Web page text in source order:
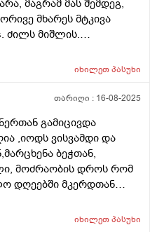
დავიწროვებული.
და მორჩებში
ცვლილებები
მაგრამ მას შემდეგ,
მხარეს მტკივა
ძილს მიშლის.
პოსტ-ტკივილის
ტკივილისგან
ნერვთან
ტკივილია. ზურგზე თუ
ვერ ვიძინებ. რა
უნდა გაიაროს
რეგულარულად
გავაგრძელო?
იხილეთპასუხი
თარიღი : 16-08-2025
გამიცივდა
,იოდს ვისვამდი და
ბეჭთან,
მოძრაობის დროს რომ
დღეებში მკერდთან
თუ არა იყოს
იხილეთპასუხი